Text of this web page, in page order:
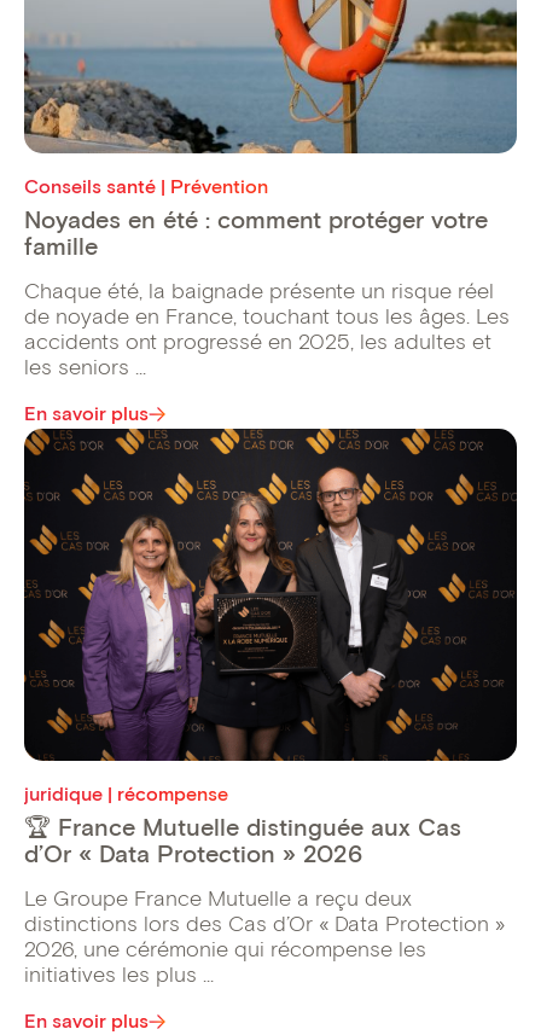
Conseils santé | Prévention
Noyades en été : comment protéger votre
famille
Chaque été, la baignade présente un risque réel
de noyade en France, touchant tous les âges. Les
accidents ont progressé en 2025, les adultes et
les seniors ...
En savoir plus
juridique | récompense
🏆 France Mutuelle distinguée aux Cas
d’Or « Data Protection » 2026
Le Groupe France Mutuelle a reçu deux
distinctions lors des Cas d’Or « Data Protection »
2026, une cérémonie qui récompense les
initiatives les plus ...
En savoir plus